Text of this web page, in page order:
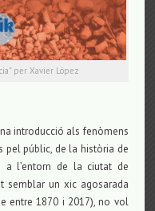
per Xavier López
introducció als fenòmens
pel públic, de la història de
a l’entorn de la ciutat de
semblar un xic agosarada
entre 1870 i 2017), no vol